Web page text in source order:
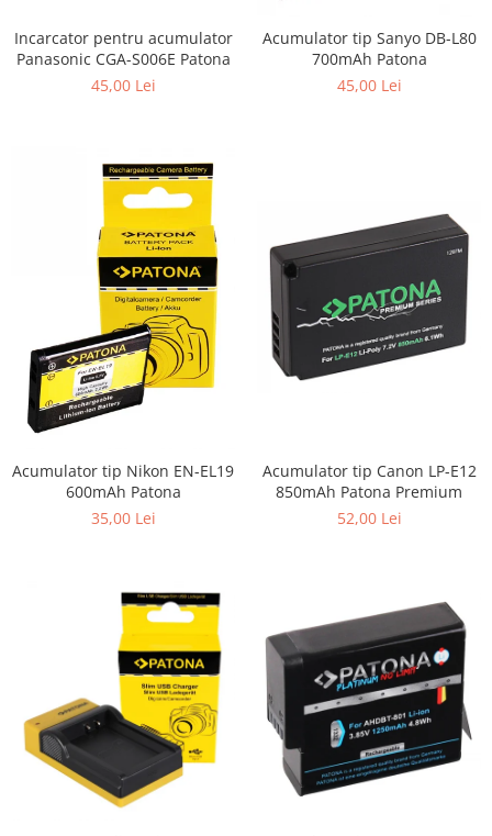
Incarcator pentru acumulator
Panasonic CGA-S006E Patona
45,00 Lei
Acumulator tip Sanyo DB-L80
700mAh Patona
45,00 Lei
Acumulator tip Nikon EN-EL19
600mAh Patona
35,00 Lei
Acumulator tip Canon LP-E12
850mAh Patona Premium
52,00 Lei